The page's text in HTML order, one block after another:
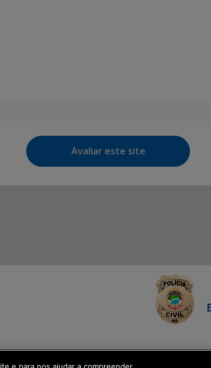
Avaliar este site
Digital